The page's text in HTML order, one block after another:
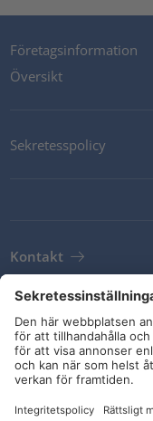
Företagsinformation
Översikt
Sekretesspolicy
Kontakt
Leveransvillkor
Riktlinjer och åtaganden